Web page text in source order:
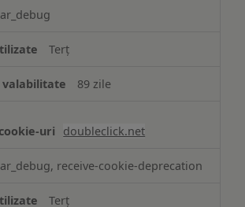
ar_debug
Terț
89 zile
doubleclick.net
ar_debug, receive-cookie-deprecation
Terț